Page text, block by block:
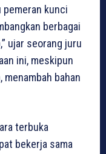
pemeran kunci
berbagai
ujar seorang juru
ini, meskipun
bahan
terbuka
bekerja sama